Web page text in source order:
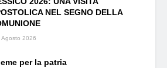
NEL SEGNO DELLA
Agosto 2026
per la patria